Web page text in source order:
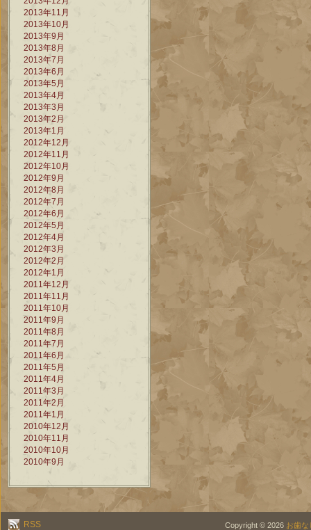
2013年11月
2013年10月
2013年9月
2013年8月
2013年7月
2013年6月
2013年5月
2013年4月
2013年3月
2013年2月
2013年1月
2012年12月
2012年11月
2012年10月
2012年9月
2012年8月
2012年7月
2012年6月
2012年5月
2012年4月
2012年3月
2012年2月
2012年1月
2011年12月
2011年11月
2011年10月
2011年9月
2011年8月
2011年7月
2011年6月
2011年5月
2011年4月
2011年3月
2011年2月
2011年1月
2010年12月
2010年11月
2010年10月
2010年9月
Copyright © 2026 お歯
RSS